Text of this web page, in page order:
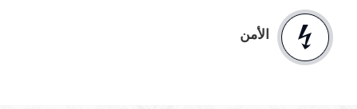
الأمن